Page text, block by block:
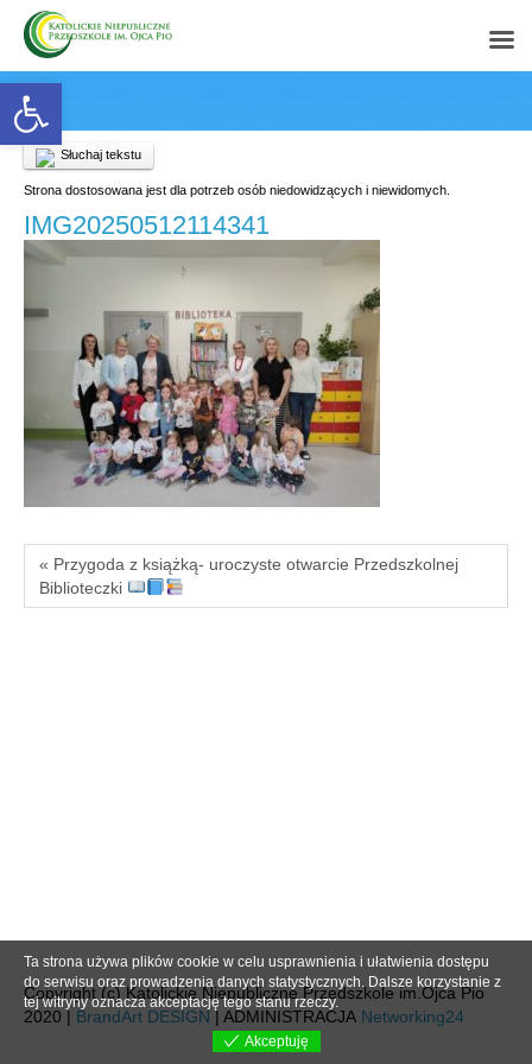
Open toolbar
Słuchaj tekstu
Strona dostosowana jest dla potrzeb osób niedowidzących i niewidomych.
IMG20250512114341
« Przygoda z książką- uroczyste otwarcie Przedszkolnej
Biblioteczki
Copyright (c) Katolickie Niepubliczne Przedszkole im.Ojca Pio
2020 | BrandArt DESIGN | ADMINISTRACJA Networking24
Ta strona używa plików cookie w celu usprawnienia i ułatwienia dostępu
do serwisu oraz prowadzenia danych statystycznych. Dalsze korzystanie z
tej witryny oznacza akceptację tego stanu rzeczy.
Akceptuję